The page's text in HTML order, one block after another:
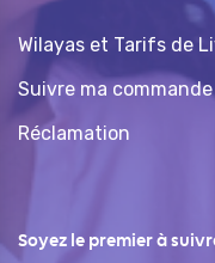
Wilayas et Tarifs de
Suivre ma commande
Réclamation
Soyez le premier à